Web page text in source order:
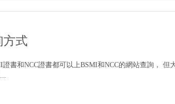
方式
證書和NCC證書都可以上BSMI和NCC的網站查詢， 但